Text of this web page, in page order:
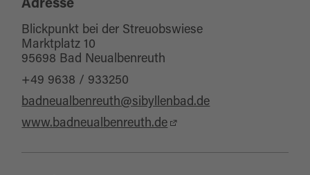
Adresse
Blickpunkt bei der Streuobswiese
Marktplatz 10
95698 Bad Neualbenreuth
+49 9638 / 933250
badneualbenreuth@sibyllenbad.de
www.badneualbenreuth.de